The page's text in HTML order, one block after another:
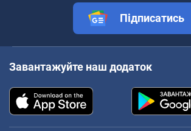
Підписатись
Завантажуйте наш додаток